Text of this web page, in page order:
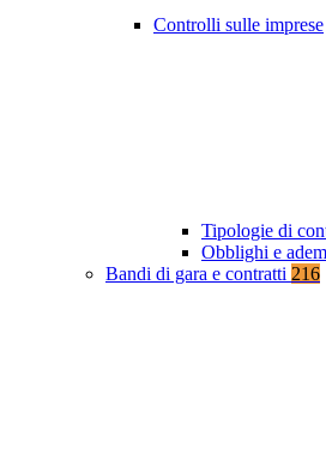
Controlli sulle imprese
Tipologie di
Obblighi e
Bandi di gara e contratti 216